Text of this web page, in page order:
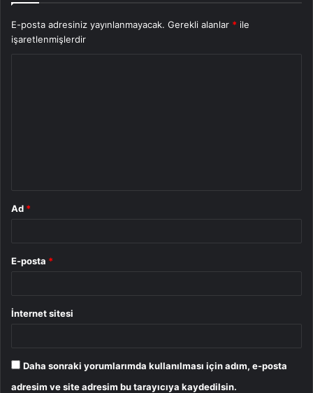
E-posta adresiniz yayınlanmayacak. Gerekli alanlar * ile
işaretlenmişlerdir
Ad *
E-posta *
İnternet sitesi
Daha sonraki yorumlarımda kullanılması için adım, e-posta
adresim ve site adresim bu tarayıcıya kaydedilsin.